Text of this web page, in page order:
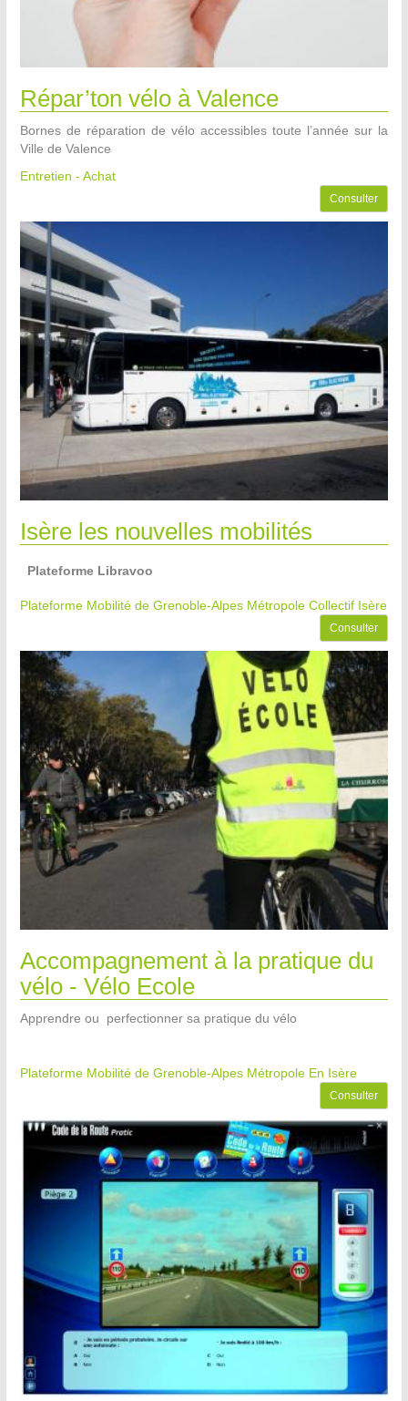
Répar’ton vélo à Valence
Bornes de réparation de vélo accessibles toute l’année sur la
Ville de Valence
Entretien - Achat
Consulter
Isère les nouvelles mobilités
Plateforme Libravoo
Plateforme Mobilité de Grenoble-Alpes Métropole Collectif Isère
Consulter
Accompagnement à la pratique du
vélo - Vélo Ecole
Apprendre ou perfectionner sa pratique du vélo
Plateforme Mobilité de Grenoble-Alpes Métropole En Isère
Consulter